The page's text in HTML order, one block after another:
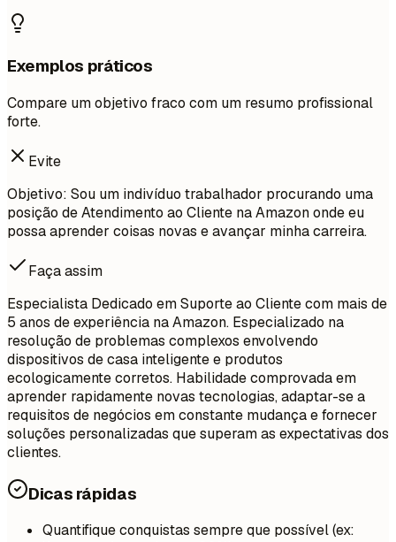
Exemplos práticos
Compare um objetivo fraco com um resumo profissional
forte.
Evite
Objetivo: Sou um indivíduo trabalhador procurando uma
posição de Atendimento ao Cliente na Amazon onde eu
possa aprender coisas novas e avançar minha carreira.
Faça assim
Especialista Dedicado em Suporte ao Cliente com mais de
5 anos de experiência na Amazon. Especializado na
resolução de problemas complexos envolvendo
dispositivos de casa inteligente e produtos
ecologicamente corretos. Habilidade comprovada em
aprender rapidamente novas tecnologias, adaptar-se a
requisitos de negócios em constante mudança e fornecer
soluções personalizadas que superam as expectativas dos
clientes.
Dicas rápidas
Quantifique conquistas sempre que possível (ex: